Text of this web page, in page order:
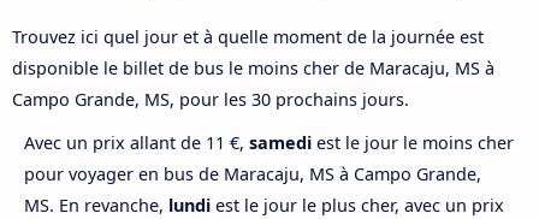
Trouvez ici quel jour et à quelle moment de la journée est
disponible le billet de bus le moins cher de Maracaju, MS à
Campo Grande, MS, pour les 30 prochains jours.
Avec un prix allant de 11 €, samedi est le jour le moins cher
pour voyager en bus de Maracaju, MS à Campo Grande,
MS. En revanche, lundi est le jour le plus cher, avec un prix